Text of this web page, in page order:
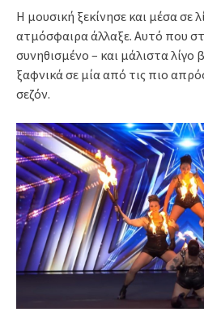
Η μουσική ξεκίνησε και μέσα σε
ατμόσφαιρα άλλαξε. Αυτό που
συνηθισμένο – και μάλιστα
ξαφνικά σε μία από τις πιο
σεζόν.